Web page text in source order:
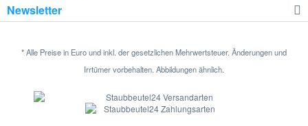
Newsletter
* Alle Preise in Euro und inkl. der gesetzlichen Mehrwertsteuer. Änderungen und
Irrtümer vorbehalten. Abbildungen ähnlich.